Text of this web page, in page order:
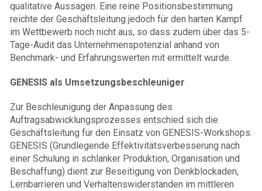
qualitative Aussagen. Eine reine Positionsbestimmung
reichte der Geschäftsleitung jedoch für den harten Kampf
im Wettbewerb noch nicht aus, so dass zudem über das 5-
Tage-Audit das Unternehmenspotenzial anhand von
Benchmark- und Erfahrungswerten mit ermittelt wurde.
GENESIS als Umsetzungsbeschleuniger
Zur Beschleunigung der Anpassung des
Auftragsabwicklungsprozesses entschied sich die
Geschäftsleitung für den Einsatz von GENESIS-Workshops.
GENESIS (Grundlegende Effektivitätsverbesserung nach
einer Schulung in schlanker Produktion, Organisation und
Beschaffung) dient zur Beseitigung von Denkblockaden,
Lernbarrieren und Verhaltenswiderständen im mittleren